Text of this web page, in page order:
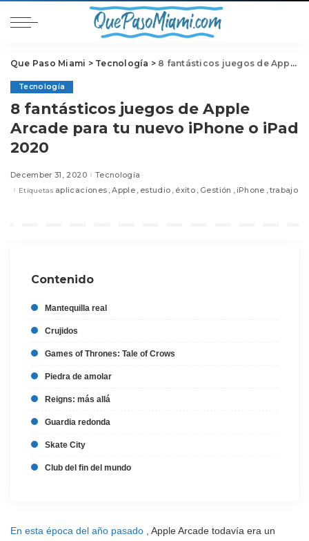
Que Paso Miami > Tecnología > 8 fantásticos juegos de Apple Arcade para tu nuevo iPhone o iPad 2020
Tecnología
8 fantásticos juegos de Apple
Arcade para tu nuevo iPhone o iPad
2020
December 31, 2020 Tecnología
Etiquetas aplicaciones Apple estudio éxito Gestión iPhone trabajo
Contenido
Mantequilla real
Crujidos
Games of Thrones: Tale of Crows
Piedra de amolar
Reigns: más allá
Guardia redonda
Skate City
Club del fin del mundo
En esta época del año pasado , Apple Arcade todavía era un